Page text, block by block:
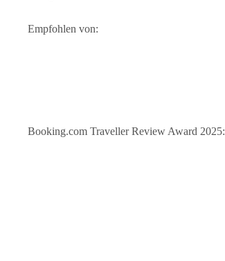
Empfohlen von:
Booking.com Traveller Review Award 2025: